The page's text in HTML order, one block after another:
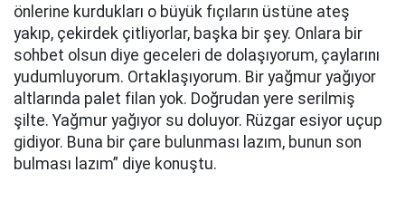
önlerine kurdukları o büyük fıçıların üstüne ateş
yakıp, çekirdek çitliyorlar, başka bir şey. Onlara bir
sohbet olsun diye geceleri de dolaşıyorum, çaylarını
yudumluyorum. Ortaklaşıyorum. Bir yağmur yağıyor
altlarında palet filan yok. Doğrudan yere serilmiş
şilte. Yağmur yağıyor su doluyor. Rüzgar esiyor uçup
gidiyor. Buna bir çare bulunması lazım, bunun son
bulması lazım” diye konuştu.